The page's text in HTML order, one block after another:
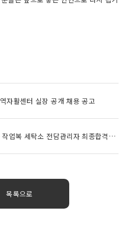
자활센터 실장 공개 채용 공고
노동자 작업복 세탁소 전담관리자 최종합격자 발표
목록으로